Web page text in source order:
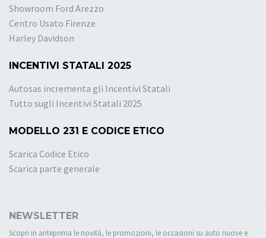
Showroom Ford Arezzo
Centro Usato Firenze
Harley Davidson
INCENTIVI STATALI 2025
Autosas incrementa gli Incentivi Statali
Tutto sugli Incentivi Statali 2025
MODELLO 231 E CODICE ETICO
Scarica Codice Etico
Scarica parte generale
NEWSLETTER
Scopri in anteprima le novità, le promozioni, le occasioni su auto nuove e